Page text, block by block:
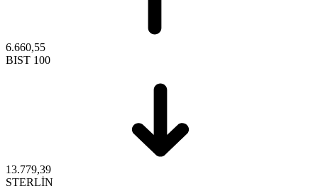
6.660,55
BIST 100
13.779,39
STERLİN